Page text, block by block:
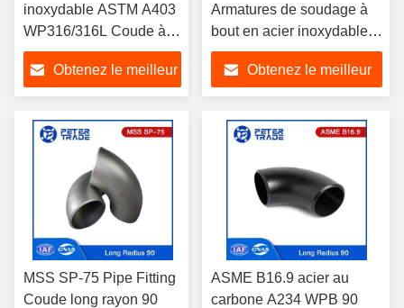
inoxydable ASTM A403
WP316/316L Coude à
rayon court de 90
degrésObtenez le meilleur
Armatures de soudage à
bout en acier inoxydable à
rayon de 90 degrés
Obtenez le meilleur
MSS SP-75 Pipe Fitting
Coude long rayon 90
ASME B16.9 acier au
carbone A234 WPB 90